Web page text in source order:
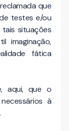
que
testes e/ou
situações
imaginação,
fática
aqui, que o
à